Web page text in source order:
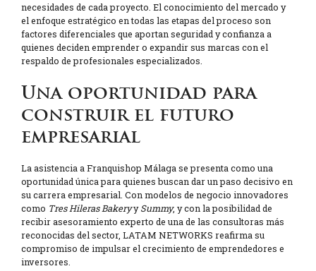
necesidades de cada proyecto. El conocimiento del mercado y
el enfoque estratégico en todas las etapas del proceso son
factores diferenciales que aportan seguridad y confianza a
quienes deciden emprender o expandir sus marcas con el
respaldo de profesionales especializados.
Una oportunidad para
construir el futuro
empresarial
La asistencia a Franquishop Málaga se presenta como una
oportunidad única para quienes buscan dar un paso decisivo en
su carrera empresarial. Con modelos de negocio innovadores
como Tres Hileras BakeryySummy, y con la posibilidad de
recibir asesoramiento experto de una de las consultoras más
reconocidas del sector, LATAM NETWORKS reafirma su
compromiso de impulsar el crecimiento de emprendedores e
inversores.